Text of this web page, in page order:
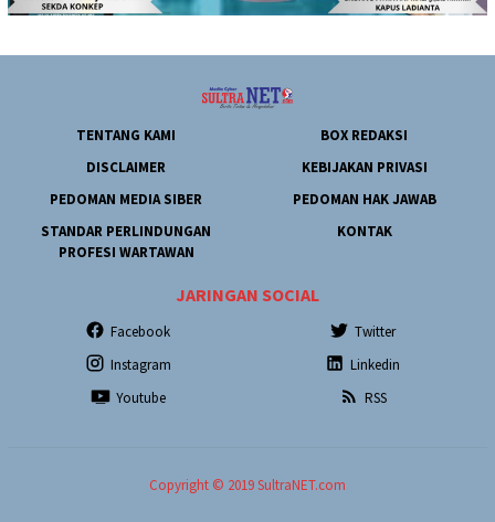
TENTANG KAMI
BOX REDAKSI
DISCLAIMER
KEBIJAKAN PRIVASI
PEDOMAN MEDIA SIBER
PEDOMAN HAK JAWAB
STANDAR PERLINDUNGAN
PROFESI WARTAWAN
KONTAK
JARINGAN SOCIAL
Facebook
Twitter
Instagram
Linkedin
Youtube
RSS
Copyright © 2019 SultraNET.com